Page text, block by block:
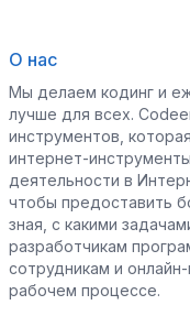
О нас
Мы делаем кодинг и
лучше для всех.
инструментов,
интернет-
деятельности в
чтобы предоставить
зная, с какими
разработчикам
сотрудникам и
рабочем процессе.